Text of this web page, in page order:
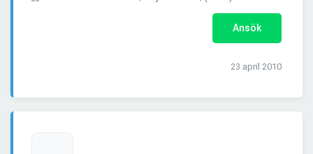
Ansök
23 april 2010